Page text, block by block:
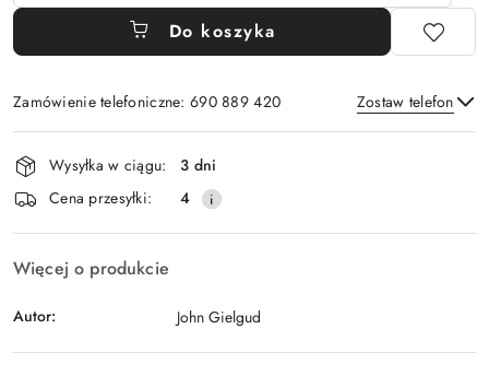
Do koszyka
Zamówienie telefoniczne: 690 889 420 Zostaw telefon
Wyślij
Dostępność
i
dostawa
Wysyłka w ciągu:
3 dni
Cena przesyłki:
4
Więcej o produkcie
Autor: John Gielgud